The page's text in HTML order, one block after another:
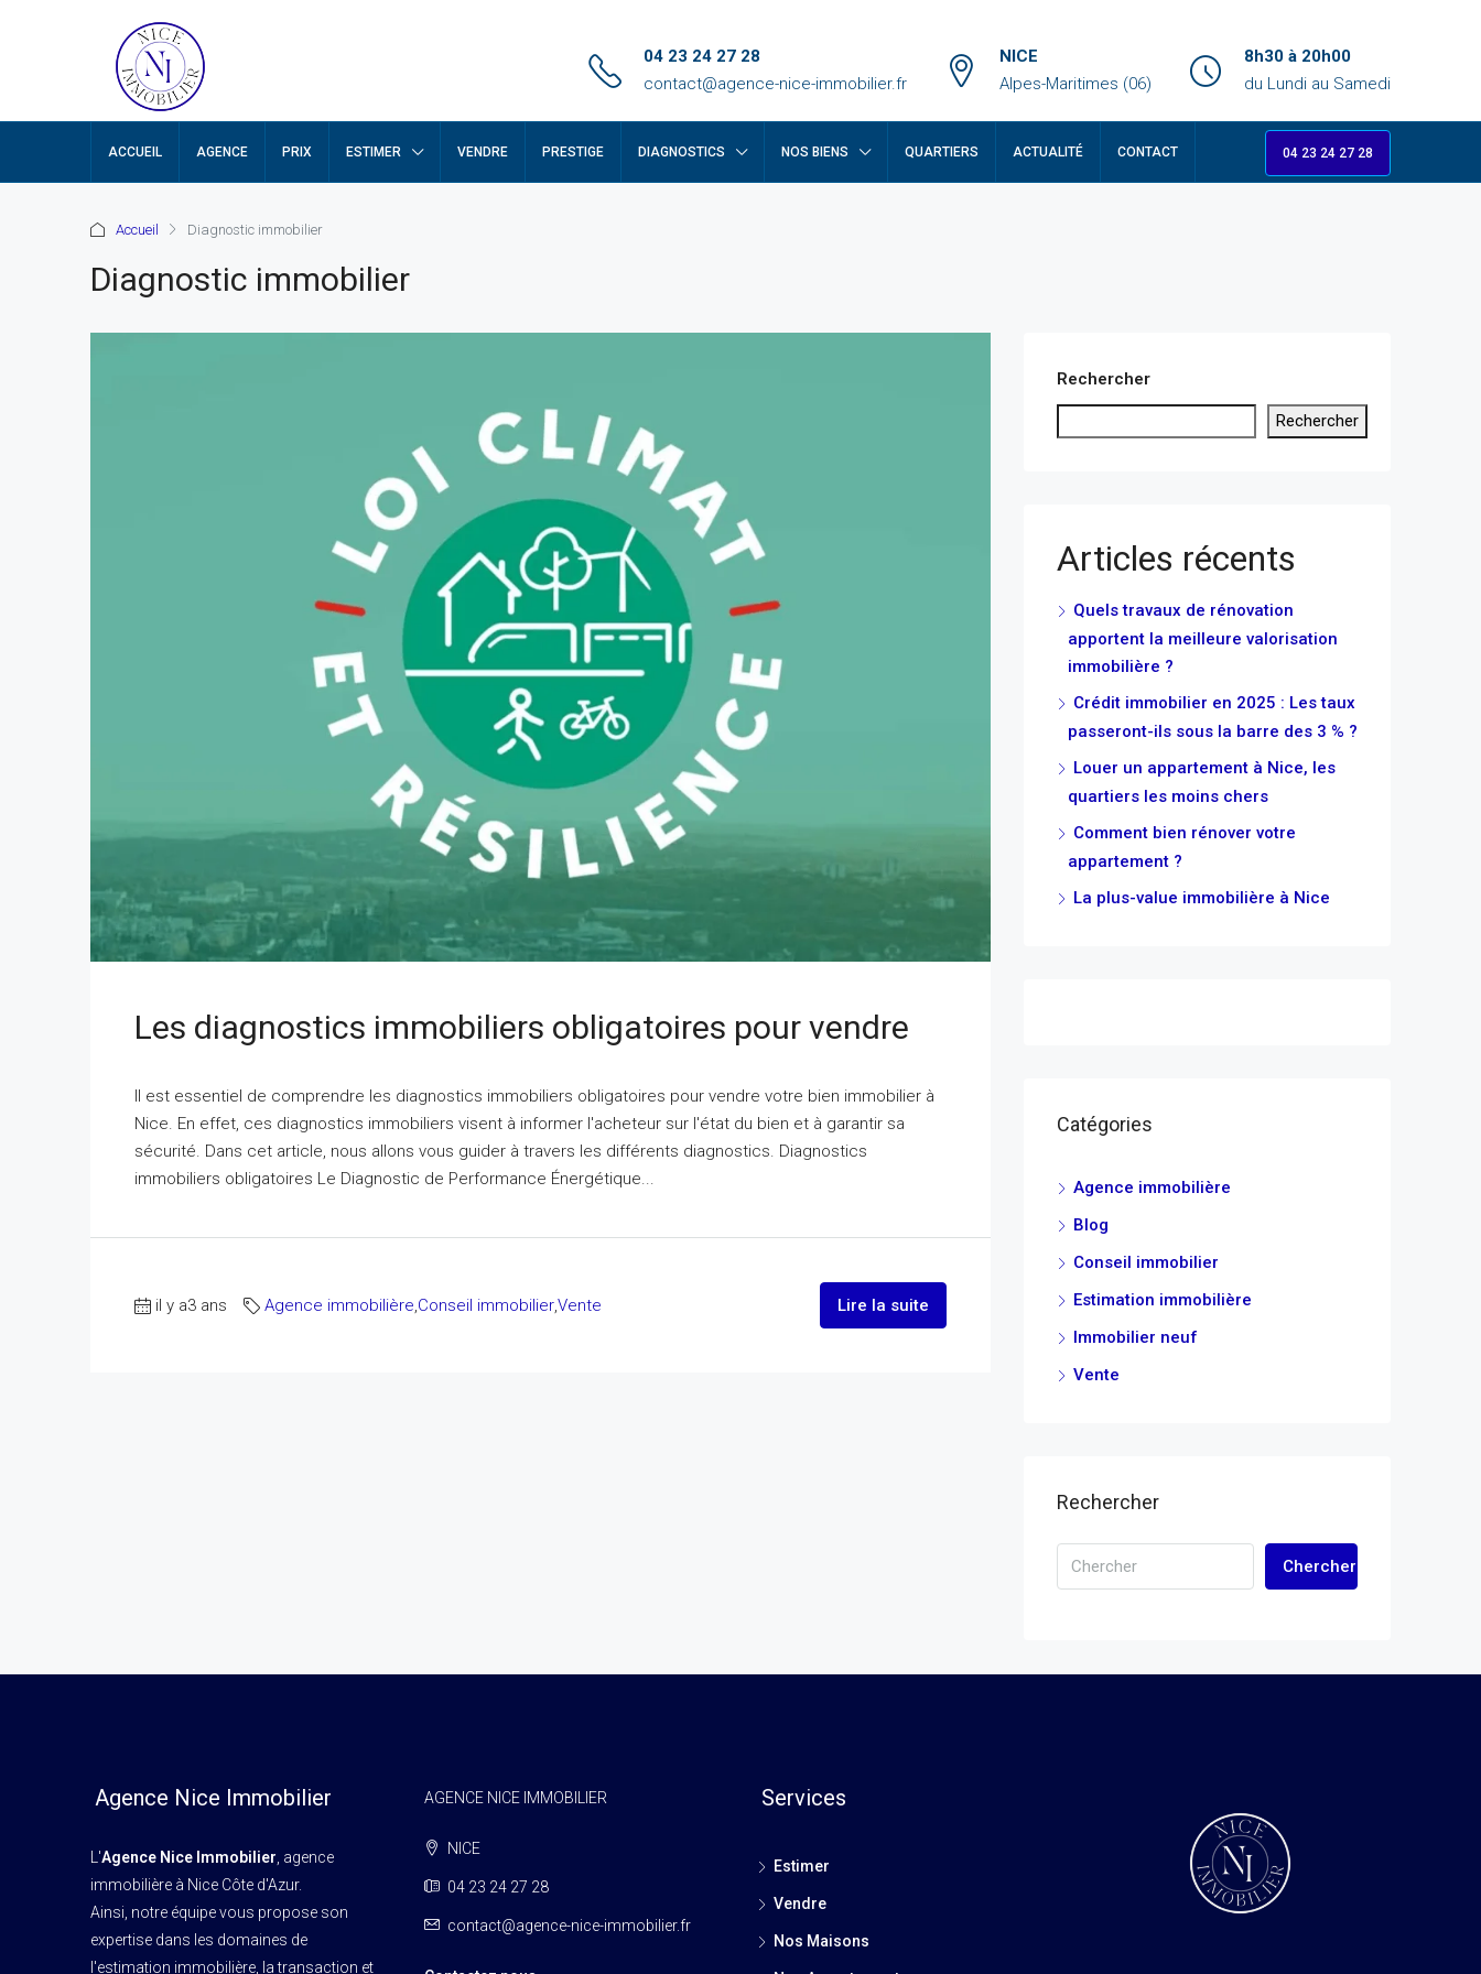
04 23 24 27 28
contact@agence-nice-immobilier.fr
NICE
Alpes-Maritimes (06)
8h30 à 20h00
du Lundi au Samedi
ACCUEIL AGENCE PRIX ESTIMER VENDRE PRESTIGE DIAGNOSTICS NOS BIENS QUARTIERS ACTUALITÉ CONTACT 04 23 24 27 28
Accueil Diagnostic immobilier
Diagnostic immobilier
Les diagnostics immobiliers obligatoires pour vendre
Il est essentiel de comprendre les diagnostics immobiliers obligatoires pour vendre votre bien immobilier à
Nice. En effet, ces diagnostics immobiliers visent à informer l'acheteur sur l'état du bien et à garantir sa
sécurité. Dans cet article, nous allons vous guider à travers les différents diagnostics. Diagnostics
immobiliers obligatoires Le Diagnostic de Performance Énergétique...
il y a3 ans Agence immobilière Conseil immobilierVente Lire la suite
Rechercher
Rechercher
Articles récents
Quels travaux de rénovation
apportent la meilleure valorisation
immobilière ?
Crédit immobilier en 2025 : Les taux
passeront-ils sous la barre des 3 % ?
Louer un appartement à Nice, les
quartiers les moins chers
Comment bien rénover votre
appartement ?
La plus-value immobilière à Nice
Catégories
Agence immobilière
Blog
Conseil immobilier
Estimation immobilière
Immobilier neuf
Vente
Rechercher
Chercher
Agence Nice Immobilier
L'Agence Nice Immobilier , agence
immobilière à Nice Côte d'Azur.
Ainsi, notre équipe vous propose son
expertise dans les domaines de
l'estimation immobilière, la transaction et
AGENCE NICE IMMOBILIER
NICE
04 23 24 27 28
contact@agence-nice-immobilier.fr
Services
Estimer
Vendre
Nos Maisons